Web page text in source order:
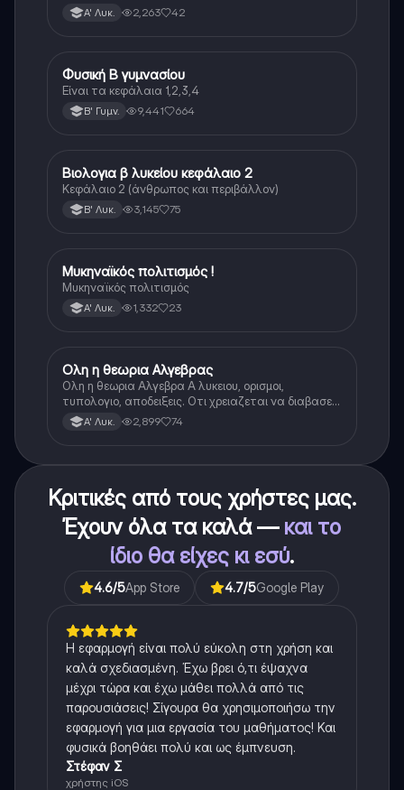
Α' Λυκ. 2,263 42
Φυσική
Φυσική Β γυμνασίου
Είναι τα κεφάλαια 1,2,3,4
Β' Γυμν. 9,441 664
Βιολογία
Βιολογια β λυκείου κεφάλαιο 2
Κεφάλαιο 2 (άνθρωπος και περιβάλλον)
Β' Λυκ. 3,145 75
Ιστορία
Μυκηναϊκός πολιτισμός !
Μυκηναϊκός πολιτισμός
Α' Λυκ. 1,332 23
Μαθηματικά
Ολη η θεωρια Αλγεβρας
Ολη η θεωρια Αλγεβρα Α λυκειου, ορισμοι,
τυπολογιο, αποδειξεις. Οτι χρειαζεται να διαβασεις
για το θεωρητικο κομματι της αλγεβρας.
Α' Λυκ. 2,899 74
Κριτικές από τους χρήστες μας.
Έχουν όλα τα καλά — και το
ίδιο θα είχες κι εσύ.
4.6/5App Store 4.7/5Google Play
Η εφαρμογή είναι πολύ εύκολη στη χρήση και
καλά σχεδιασμένη. Έχω βρει ό,τι έψαχνα
μέχρι τώρα και έχω μάθει πολλά από τις
παρουσιάσεις! Σίγουρα θα χρησιμοποιήσω την
εφαρμογή για μια εργασία του μαθήματος! Και
φυσικά βοηθάει πολύ και ως έμπνευση.
Στέφαν Σ
χρήστης iOS